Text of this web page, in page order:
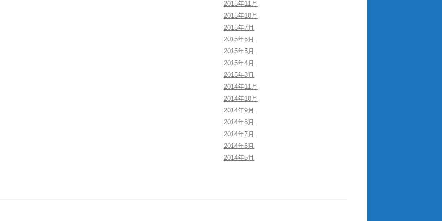
2015年11月
2015年10月
2015年7月
2015年6月
2015年5月
2015年4月
2015年3月
2014年11月
2014年10月
2014年9月
2014年8月
2014年7月
2014年6月
2014年5月